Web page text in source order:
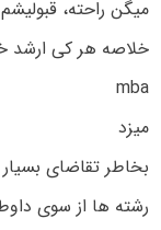
میگن راحته،
خلاصه هر کی ارشد
mba
میزد
بخاطر تقاضای
رشته ها از سوی